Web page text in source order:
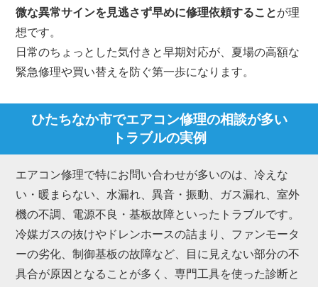
微な異常サインを見逃さず早めに修理依頼することが理
想です。
日常のちょっとした気付きと早期対応が、夏場の高額な
緊急修理や買い替えを防ぐ第一歩になります。
ひたちなか市でエアコン修理の相談が多い
トラブルの実例
エアコン修理で特にお問い合わせが多いのは、冷えな
い・暖まらない、水漏れ、異音・振動、ガス漏れ、室外
機の不調、電源不良・基板故障といったトラブルです。
冷媒ガスの抜けやドレンホースの詰まり、ファンモータ
ーの劣化、制御基板の故障など、目に見えない部分の不
具合が原因となることが多く、専門工具を使った診断と